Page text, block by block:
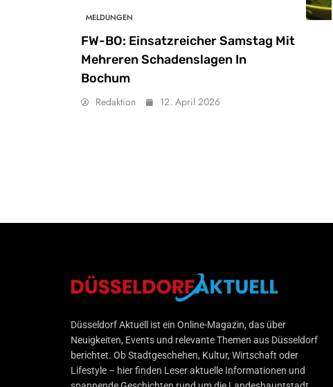
MELDUNGEN
FW-BO: Einsatzreicher Samstag Mit
Mehreren Schadenslagen In
Bochum
Redaktion 12. April 2026
Düsseldorf Aktuell
Düsseldorf Aktuell ist ein Online-Magazin, das über
Neuigkeiten, Events und relevante Themen aus Düsseldorf
berichtet. Ob Stadtgeschehen, Kultur, Wirtschaft oder
Lifestyle – hier finden Leser aktuelle Informationen und